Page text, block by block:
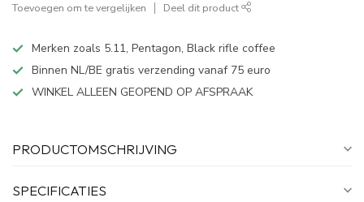
Toevoegen om te vergelijken Deel dit product
Merken zoals 5.11, Pentagon, Black rifle coffee
Binnen NL/BE gratis verzending vanaf 75 euro
WINKEL ALLEEN GEOPEND OP AFSPRAAK
PRODUCTOMSCHRIJVING
SPECIFICATIES